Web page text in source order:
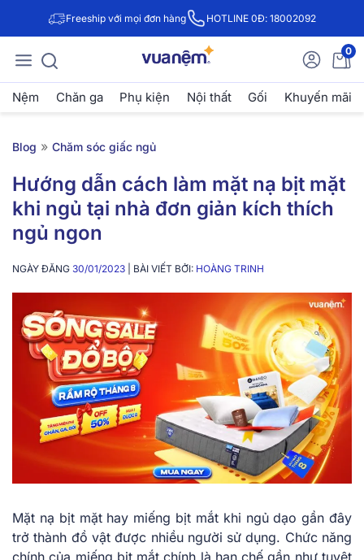
Freeship với mọi đơn hàng HOTLINE 0Đ: 18002092
0
Nệm Chăn ga Phụ kiện Nội thất Gối Khuyến mãi
Blog » Chăm sóc giấc ngủ
Hướng dẫn cách làm mặt nạ bịt mặt
khi ngủ tại nhà đơn giản kích thích
ngủ ngon
NGÀY ĐĂNG 30/01/2023 | BÀI VIẾT BỞI: HOÀNG TRINH
Mặt nạ bịt mặt hay miếng bịt mắt khi ngủ dạo gần đây
trở thành đồ vật được nhiều người sử dụng. Chức năng